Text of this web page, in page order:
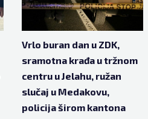
Vrlo buran dan u ZDK,
sramotna krađa u tržnom
centru u Jelahu, ružan
slučaj u Medakovu,
policija širom kantona